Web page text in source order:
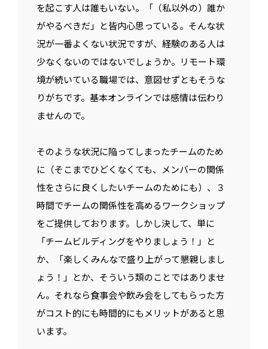
を起こす人は誰もいない。「（私以外の）誰か
がやるべきだ」と皆内心思っている。そんな状
況が一番よくない状況ですが、経験のある人は
少なくないのではないでしょうか。リモート環
境が続いている職場では、意図せずともそうな
りがちです。基本オンラインでは感情は伝わり
ませんので。
そのような状況に陥ってしまったチームのため
に（そこまでひどくなくても、メンバーの関係
性をさらに良くしたいチームのためにも）、３
時間でチームの関係性を高めるワークショップ
をご提供しております。しかし決して、単に
「チームビルディングをやりましょう！」と
か、「楽しくみんなで盛り上がって懇親しまし
ょう！」とか、そういう類のことではありませ
ん。それなら食事会や飲み会をしてもらった方
がコスト的にも時間的にもメリットがあると思
います。